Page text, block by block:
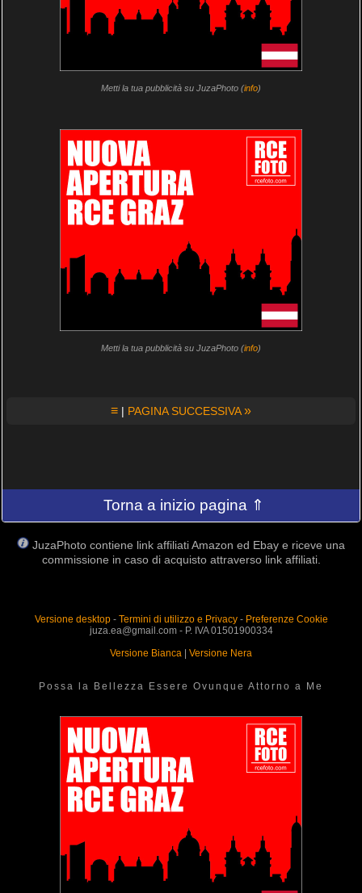
Metti la tua pubblicità su JuzaPhoto (info)
Metti la tua pubblicità su JuzaPhoto (info)
≡ | PAGINA SUCCESSIVA»
Torna a inizio pagina ⇑
JuzaPhoto contiene link affiliati Amazon ed Ebay e riceve una
commissione in caso di acquisto attraverso link affiliati.
Versione desktop- Termini di utilizzo e Privacy- Preferenze Cookie
juza.ea@gmail.com - P. IVA 01501900334
Versione Bianca
Versione Nera
Possa la Bellezza Essere Ovunque Attorno a Me